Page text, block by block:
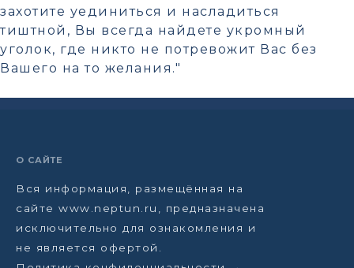
захотите уединиться и насладиться
тиштной, Вы всегда найдете укромный
уголок, где никто не потревожит Вас без
Вашего на то желания."
О САЙТЕ
Вся информация, размещённая на
сайте www.neptun.ru, предназначена
исключительно для ознакомления и
не является офертой.